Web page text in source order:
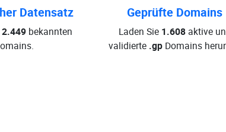
Datensatz
2.449 bekannten
Geprüfte Domains
Laden Sie 1.608aktive
validierte .gp Domains